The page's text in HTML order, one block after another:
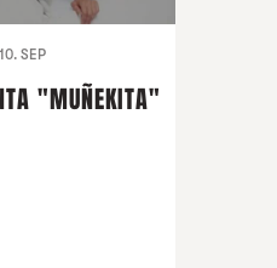
SEP
"MUÑEKITA"